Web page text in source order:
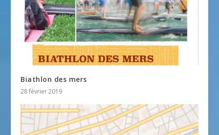
Biathlon des mers
28 février 2019